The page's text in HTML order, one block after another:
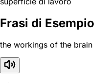
Frasi di Esempio
the workings of the brain